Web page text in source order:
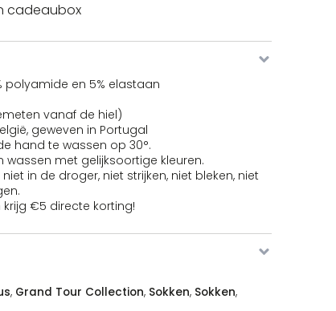
cadeaubox
polyamide en 5% elastaan
vanaf de hiel)
geweven in Portugal
hand te wassen op 30°.
wassen met gelijksoortige kleuren.
in de droger, niet strijken, niet bleken, niet
€5 directe korting!
, Grand Tour Collection, Sokken, Sokken,